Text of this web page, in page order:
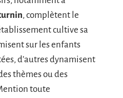
, complètent le
cultive sa
sur les enfants
d’autres dynamisent
thèmes ou des
toute